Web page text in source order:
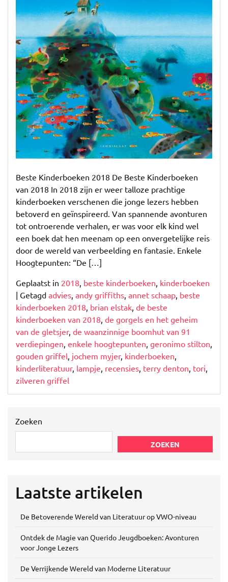
Beste Kinderboeken 2018 De Beste Kinderboeken
van 2018 In 2018 zijn er weer talloze prachtige
kinderboeken verschenen die jonge lezers hebben
betoverd en geïnspireerd. Van spannende avonturen
tot ontroerende verhalen, er was voor elk kind wel
een boek dat hen meenam op een onvergetelijke reis
door de wereld van verbeelding en fantasie. Enkele
Hoogtepunten: “De […]
Geplaatst in 2018 beste kinderboeken kinderboeken
| Getagd advies andy griffiths annet schaap beste
kinderboeken 2018 brian elstak de beste
kinderboeken van 2018 de gorgels en het geheim
van de gletsjer, de waanzinnige boomhut van 91
verdiepingen enkele hoogtepunten geronimo stilton
gouden griffel jochem myjer, kinderboeken
kinderliteratuur, lampje recensies terry denton tori
zilveren griffel
Zoeken
ZOEKEN
Laatste artikelen
De Betoverende Wereld van Literatuur op VWO-niveau
Ontdek de Magie van Querido Jeugdboeken: Avonturen
voor Jonge Lezers
De Verrijkende Wereld van Moderne Literatuur